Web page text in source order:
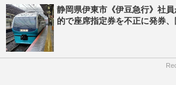
静岡県伊東市《伊豆急行》社
的で座席指定券を不正に発券、